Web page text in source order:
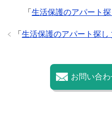
「 生活保護のアパート
「 生活保護のアパート探
お問い合